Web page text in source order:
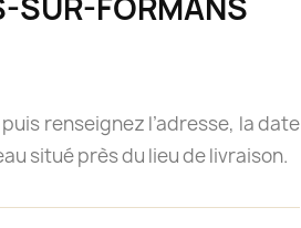
FORMANS
renseignez l’adresse, la date
situé près du lieu de livraison.